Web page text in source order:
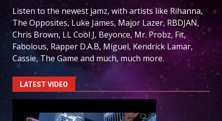
Listen to the newest jamz, with artists like Rihanna,
The Opposites, Luke James, Major Lazer, RBDJAN,
Chris Brown, LL Cool J, Beyonce, Mr. Probz, Fit,
Fabolous, Rapper D.A.B, Miguel, Kendrick Lamar,
Cassie, The Game and much, much more.
LATEST VIDEO